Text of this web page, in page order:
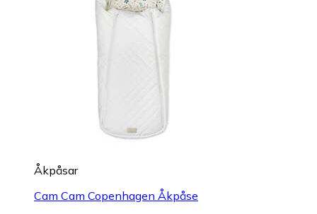
Åkpåsar
Cam Cam Copenhagen Åkpåse